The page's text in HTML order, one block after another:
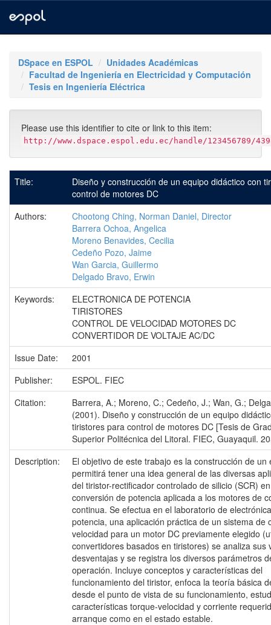
navigationDSpace en ESPOL
Unidades Académicas
Facultad de Ingeniería en Electricidad y Computación
Tesis en Ingeniería Eléctrica
Please use this identifier to cite or link to this item:
http://www.dspace.espol.edu.ec/handle/123456789/
Title:
Diseño y construcción de un equipo didáctico con
control de motores DC
Authors:
Chootong Ching, Norman Daniel, Director
Barrera Ochoa, Angelica
Moreno Benavides, Cecilia
Cedeño Pozo, Jaime
Wan Garcia, Guillermo
Delgado Bravo, Erwin
Keywords:
ELECTRONICA DE POTENCIA
TIRISTORES
CONTROL DE VELOCIDAD MOTORES DC
CONVERTIDOR DE VOLTAJE AC/DC
Issue Date:
2001
Publisher:
ESPOL. FIEC
Citation:
Barrera, A.; Moreno, C.; Cedeño, J.; Wan, G.;
(2001). Diseño y construcción de un equipo
tiristores para control de motores DC [Tesis de
Superior Politécnica del Litoral. FIEC, Guayaquil.
Description:
El objetivo de este trabajo es la construcción de un
permitirá tener una idea general de las diversas
del tiristor-rectificador controlado de silicio (SCR)
conversión de potencia aplicada a los motores de
continua. Se efectua en el laboratorio de
potencia, una aplicación práctica de un sistema de
velocidad para un motor DC previamente elegido
convertidores basados en tiristores) se analiza sus
desventajas y se registra los diversos parámetros
operación. Incluye conceptos y características del
funcionamiento del tiristor, enfoca la teoría básica
desde el punto de vista de su funcionamiento,
características torque-velocidad y corriente
arranque como en el estado estable.